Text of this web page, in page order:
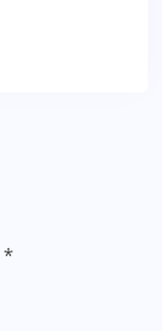
*